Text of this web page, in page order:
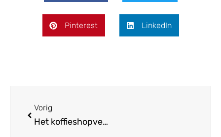
Pinterest LinkedIn
Vorig
Het koffieshopverhaal van Snoop Dogg in Amsterdam